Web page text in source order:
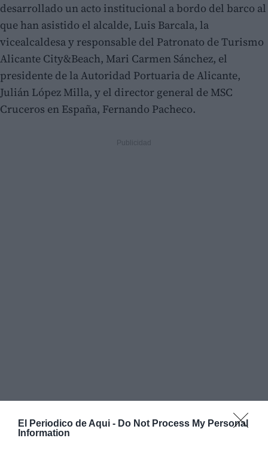
El Periodico de Aqui - Do Not Process My Personal
Information
desarrollado un acto institucional a bordo del barco al
que han asistido el alcalde, Luis Barcala, la
vicealcaldesa y responsable del Patronato de Turismo
Alicante City&Beach, Mari Carmen Sánchez, el
presidente de la Autoridad Portuaria de Alicante,
Julián López Milla, y el director general de MSC
Cruceros en España, Fernando Pacheco.